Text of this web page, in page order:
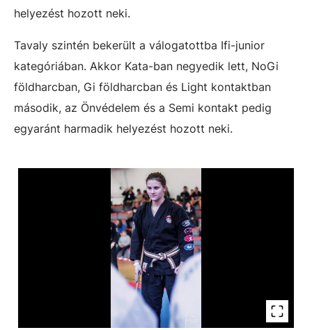
helyezést hozott neki.
Tavaly szintén bekerült a válogatottba Ifi-junior
kategóriában. Akkor Kata-ban negyedik lett, NoGi
földharcban, Gi földharcban és Light kontaktban
második, az Önvédelem és a Semi kontakt pedig
egyaránt harmadik helyezést hozott neki.